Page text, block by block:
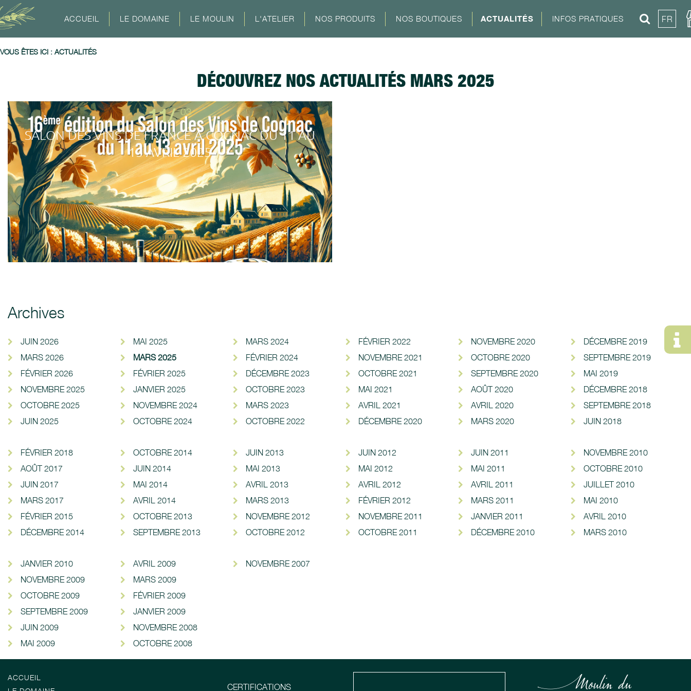
ACCUEIL LE DOMAINE LE MOULIN L'ATELIER NOS PRODUITS NOS BOUTIQUES ACTUALITÉS INFOS PRATIQUES FR
VOUS ÊTES ICI : ACTUALITÉS
DÉCOUVREZ NOS ACTUALITÉS MARS 2025
11/03
SALON DES VINS DE FRANCE À COGNAC DU 11 AU
13 AVRIL 2025
Archives
JUIN 2026
MARS 2026
FÉVRIER 2026
NOVEMBRE 2025
OCTOBRE 2025
JUIN 2025
MAI 2025
MARS 2025
FÉVRIER 2025
JANVIER 2025
NOVEMBRE 2024
OCTOBRE 2024
MARS 2024
FÉVRIER 2024
DÉCEMBRE 2023
OCTOBRE 2023
MARS 2023
OCTOBRE 2022
FÉVRIER 2022
NOVEMBRE 2021
OCTOBRE 2021
MAI 2021
AVRIL 2021
DÉCEMBRE 2020
NOVEMBRE 2020
OCTOBRE 2020
SEPTEMBRE 2020
AOÛT 2020
AVRIL 2020
MARS 2020
DÉCEMBRE 2019
SEPTEMBRE 2019
MAI 2019
DÉCEMBRE 2018
SEPTEMBRE 2018
JUIN 2018
FÉVRIER 2018
AOÛT 2017
JUIN 2017
MARS 2017
FÉVRIER 2015
DÉCEMBRE 2014
OCTOBRE 2014
JUIN 2014
MAI 2014
AVRIL 2014
OCTOBRE 2013
SEPTEMBRE 2013
JUIN 2013
MAI 2013
AVRIL 2013
MARS 2013
NOVEMBRE 2012
OCTOBRE 2012
JUIN 2012
MAI 2012
AVRIL 2012
FÉVRIER 2012
NOVEMBRE 2011
OCTOBRE 2011
JUIN 2011
MAI 2011
AVRIL 2011
MARS 2011
JANVIER 2011
DÉCEMBRE 2010
NOVEMBRE 2010
OCTOBRE 2010
JUILLET 2010
MAI 2010
AVRIL 2010
MARS 2010
JANVIER 2010
NOVEMBRE 2009
OCTOBRE 2009
SEPTEMBRE 2009
JUIN 2009
MAI 2009
AVRIL 2009
MARS 2009
FÉVRIER 2009
JANVIER 2009
NOVEMBRE 2008
OCTOBRE 2008
NOVEMBRE 2007
ACCUEIL
CERTIFICATIONS